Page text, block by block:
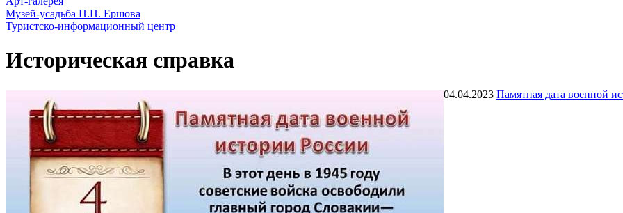
Музей-усадьба П.П. Ершова
Туристско-информационный центр
Историческая справка
04.04.2023 Памятная дата военной